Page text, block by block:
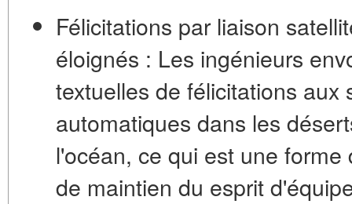
Félicitations par liaison
éloignés : Les ingénieurs
textuelles de félicitations
automatiques dans les
l'océan, ce qui est une
de maintien du esprit